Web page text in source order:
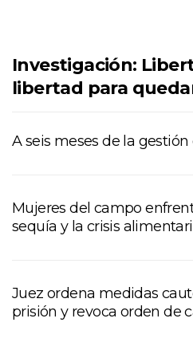
Investigación:
libertad para
A seis meses de la gestión
Mujeres del campo
sequía y la crisis
Juez ordena medidas
prisión y revoca orden de